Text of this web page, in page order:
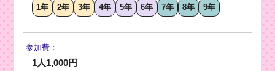
1年 2年 3年 4年 5年 6年 7年 8年 9年
参加費：
1人1,000円